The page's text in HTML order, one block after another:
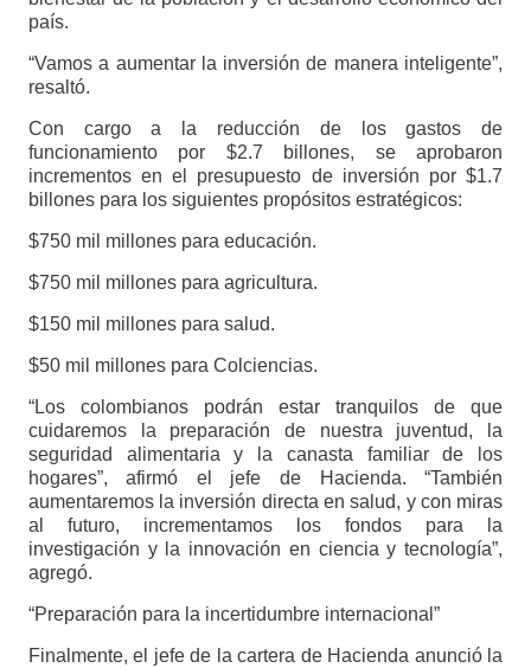
país.
“Vamos a aumentar la inversión de manera inteligente”,
resaltó.
Con cargo a la reducción de los gastos de
funcionamiento por $2.7 billones, se aprobaron
incrementos en el presupuesto de inversión por $1.7
billones para los siguientes propósitos estratégicos:
$750 mil millones para educación.
$750 mil millones para agricultura.
$150 mil millones para salud.
$50 mil millones para Colciencias.
“Los colombianos podrán estar tranquilos de que
cuidaremos la preparación de nuestra juventud, la
seguridad alimentaria y la canasta familiar de los
hogares”, afirmó el jefe de Hacienda. “También
aumentaremos la inversión directa en salud, y con miras
al futuro, incrementamos los fondos para la
investigación y la innovación en ciencia y tecnología”,
agregó.
“Preparación para la incertidumbre internacional”
Finalmente, el jefe de la cartera de Hacienda anunció la